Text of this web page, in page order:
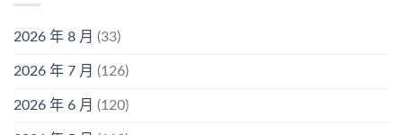
2026 年 8 月 (33)
2026 年 7 月 (126)
2026 年 6 月 (120)